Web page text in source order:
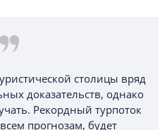
столицы вряд
доказательств, однако
Рекордный турпоток
прогнозам, будет